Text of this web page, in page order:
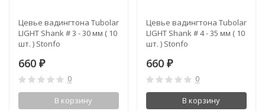
Цевье вадингтона Tubolar
LIGHT Shank # 3 - 30 мм ( 10
шт. ) Stonfo
660 ₽
0
В корзину
Цевье вадингтона Tubolar
LIGHT Shank # 4 - 35 мм ( 10
шт. ) Stonfo
660 ₽
0
В корзину